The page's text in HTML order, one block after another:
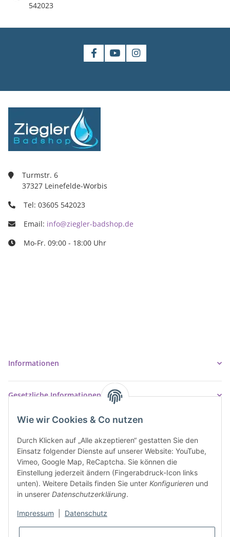
Wie wir Cookies & Co nutzen
Durch Klicken auf „Alle akzeptieren“ gestatten Sie den
Einsatz folgender Dienste auf unserer Website: YouTube,
Vimeo, Google Map, ReCaptcha. Sie können die
Einstellung jederzeit ändern (Fingerabdruck-Icon links
unten). Weitere Details finden Sie unter Konfigurieren und
in unserer Datenschutzerklärung.
Impressum Datenschutz
542023
Turmstr. 6
37327 Leinefelde-Worbis
Tel: 03605 542023
Email: info@ziegler-badshop.de
Mo-Fr. 09:00 - 18:00 Uhr
Informationen
Gesetzliche Informationen